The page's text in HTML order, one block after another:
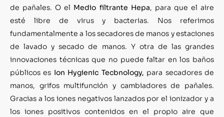
de pañales. O el Medio filtrante Hepa, para que el aire
esté libre de virus y bacterias. Nos referimos
fundamentalmente a los secadores de manos y estaciones
de lavado y secado de manos. Y otra de las grandes
innovaciones técnicas que no puede faltar en los baños
públicos es Ion Hygienic Tecbnology, para secadores de
manos, grifos multifunción y cambiadores de pañales.
Gracias a los iones negativos lanzados por el ionizador y a
los iones positivos contenidos en el propio aire que